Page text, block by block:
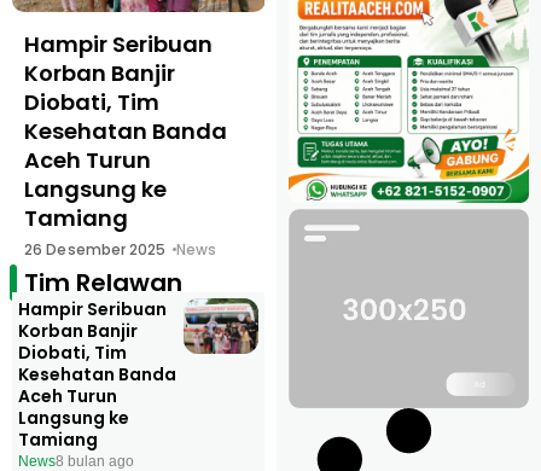
Hampir Seribuan
Korban Banjir
Diobati, Tim
Kesehatan Banda
Aceh Turun
Langsung ke
Tamiang
26 Desember 2025 News
Tim Relawan
Hampir Seribuan
Korban Banjir
Diobati, Tim
Kesehatan Banda
Aceh Turun
Langsung ke
Tamiang
News8 bulan ago